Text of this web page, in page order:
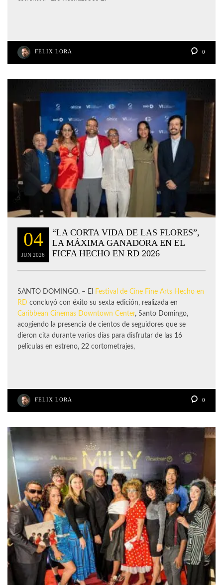
FELIX LORA 0
04
JUN 2026
“LA CORTA VIDA DE LAS FLORES”,
LA MÁXIMA GANADORA EN EL
FICFA HECHO EN RD 2026
SANTO DOMINGO. – El
Festival de Cine Fine Arts Hecho en
RD concluyó con éxito su sexta edición, realizada en
Caribbean Cinemas Downtown Center, Santo Domingo,
acogiendo la presencia de cientos de seguidores que se
dieron cita durante varios días para disfrutar de las 16
películas en estreno, 22 cortometrajes,
FELIX LORA 0